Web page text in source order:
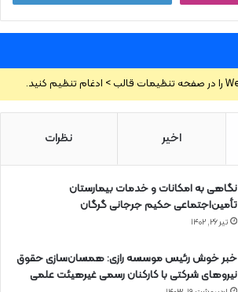
اخیر نظرات
نگاهی به امکانات و خدمات بیمارستان
تأمین‌اجتماعی حکیم جرجانی گرگان
تیر ۲۶, ۱۴۰۲
خبر خوش رئیس موسسه رازی: همسان‌سازی حقوق
نیروهای شرکتی با کارکنان رسمی غیرهیئت علمی